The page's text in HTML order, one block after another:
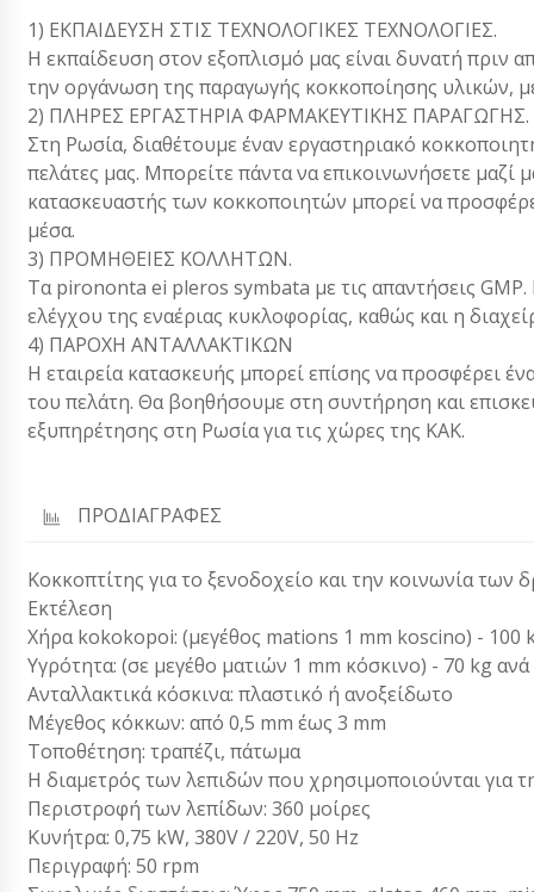
1) ΕΚΠΑΙΔΕΥΣΗ ΣΤΙΣ ΤΕΧΝΟΛΟΓΙΚΕΣ ΤΕΧΝΟΛΟΓΙΕΣ.
Η εκπαίδευση στον εξοπλισμό μας είναι δυνατή πριν
την οργάνωση της παραγωγής κοκκοποίησης υλικών,
2) ΠΛΗΡΕΣ ΕΡΓΑΣΤΗΡΙΑ ΦΑΡΜΑΚΕΥΤΙΚΗΣ ΠΑΡΑΓΩΓΗΣ.
Στη Ρωσία, διαθέτουμε έναν εργαστηριακό
πελάτες μας. Μπορείτε πάντα να επικοινωνήσετε μαζί
κατασκευαστής των κοκκοποιητών μπορεί να
μέσα.
3) ΠΡΟΜΗΘΕΙΕΣ ΚΟΛΛΗΤΩΝ.
Τα pirononta ei pleros symbata με τις απαντήσεις
ελέγχου της εναέριας κυκλοφορίας, καθώς και η
4) ΠΑΡΟΧΗ ΑΝΤΑΛΛΑΚΤΙΚΩΝ
Η εταιρεία κατασκευής μπορεί επίσης να προσφέρει
του πελάτη. Θα βοηθήσουμε στη συντήρηση και
εξυπηρέτησης στη Ρωσία για τις χώρες της ΚΑΚ.
ΠΡΟΔΙΑΓΡΑΦΕΣ
Κοκκοπτίτης για το ξενοδοχείο και την κοινωνία των
Εκτέλεση
Χήρα kokokopoi: (μεγέθος mations 1 mm koscino) - 100
Υγρότητα: (σε μεγέθο ματιών 1 mm κόσκινο) - 70 kg
Ανταλλακτικά κόσκινα: πλαστικό ή ανοξείδωτο
Μέγεθος κόκκων: από 0,5 mm έως 3 mm
Τοποθέτηση: τραπέζι, πάτωμα
Η διαμετρός των λεπιδών που χρησιμοποιούνται για
Περιστροφή των λεπίδων: 360 μοίρες
Κυνήτρα: 0,75 kW, 380V / 220V, 50 Hz
Περιγραφή: 50 rpm